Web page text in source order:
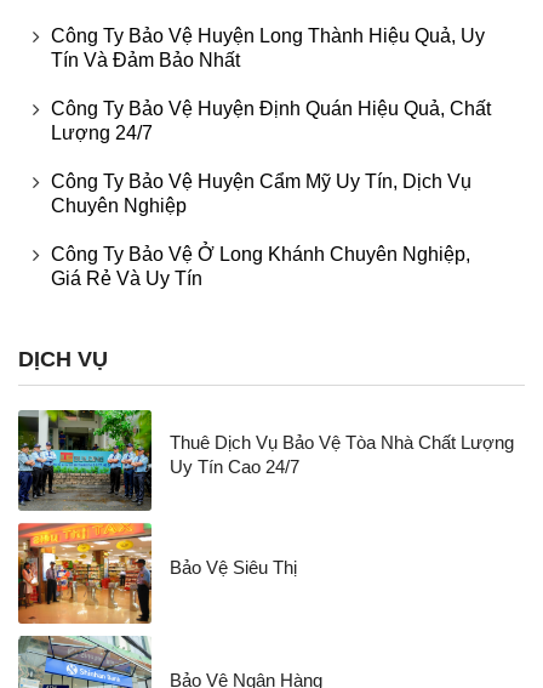
Công Ty Bảo Vệ Huyện Long Thành Hiệu Quả, Uy
Tín Và Đảm Bảo Nhất
Công Ty Bảo Vệ Huyện Định Quán Hiệu Quả, Chất
Lượng 24/7
Công Ty Bảo Vệ Huyện Cẩm Mỹ Uy Tín, Dịch Vụ
Chuyên Nghiệp
Công Ty Bảo Vệ Ở Long Khánh Chuyên Nghiệp,
Giá Rẻ Và Uy Tín
DỊCH VỤ
Thuê Dịch Vụ Bảo Vệ Tòa Nhà Chất Lượng
Uy Tín Cao 24/7
Bảo Vệ Siêu Thị
Bảo Vệ Ngân Hàng